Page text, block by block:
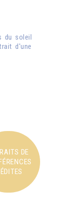
du soleil
d'une
DE